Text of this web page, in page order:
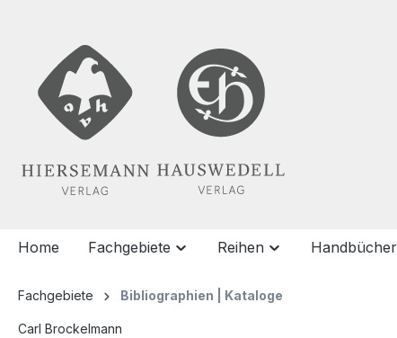
Home Fachgebiete Reihen Handbücher
Fachgebiete Bibliographien | Kataloge
Carl Brockelmann